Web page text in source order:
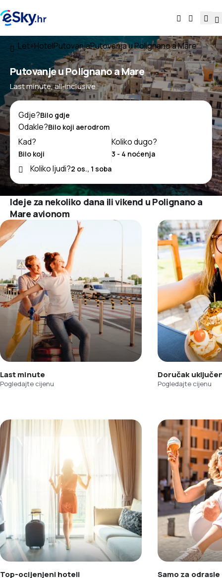
Let+HotelPutovanjaPutovanja u Polignano a Mare
Putovanje u Polignano a Mare
Last minute, all-inclusive
Gdje?
Odakle?
Kad?
Koliko dugo?
Koliko ljudi?
Ideje za nekoliko dana ili vikend u Polignano a
Mare avionom
Last minute
Pogledajte cijenu
Doručak
Pogledajte cijenu
Top-ocijenjeni hoteli Samo za odrasle